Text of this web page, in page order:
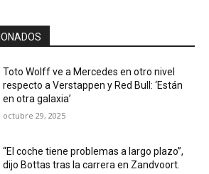
Toto Wolff ve a Mercedes en otro nivel
respecto a Verstappen y Red Bull: ‘Están
en otra galaxia’
octubre 29, 2025
“El coche tiene problemas a largo plazo”,
dijo Bottas tras la carrera en Zandvoort.